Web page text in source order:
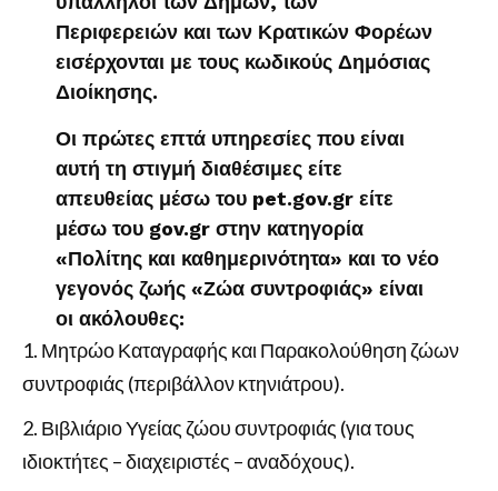
Περιφερειών και των Κρατικών Φορέων
εισέρχονται με τους κωδικούς Δημόσιας
Διοίκησης.
Οι πρώτες επτά υπηρεσίες που είναι
αυτή τη στιγμή διαθέσιμες είτε
απευθείας μέσω του pet.gov.gr είτε
μέσω του gov.gr στην κατηγορία
«Πολίτης και καθημερινότητα» και το νέο
γεγονός ζωής «Ζώα συντροφιάς» είναι
οι ακόλουθες:
Μητρώο Καταγραφής και Παρακολούθηση ζώων
συντροφιάς (περιβάλλον κτηνιάτρου).
Βιβλιάριο Υγείας ζώου συντροφιάς (για τους
ιδιοκτήτες – διαχειριστές – αναδόχους).